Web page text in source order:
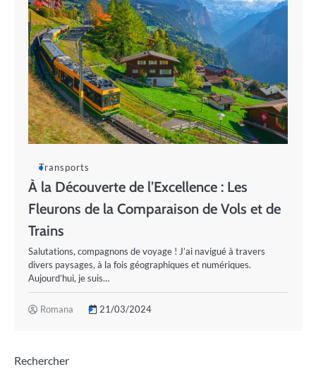
Transports
À la Découverte de l’Excellence : Les
Fleurons de la Comparaison de Vols et de
Trains
Salutations, compagnons de voyage ! J’ai navigué à travers
divers paysages, à la fois géographiques et numériques.
Aujourd’hui, je suis…
Romana 21/03/2024
Rechercher